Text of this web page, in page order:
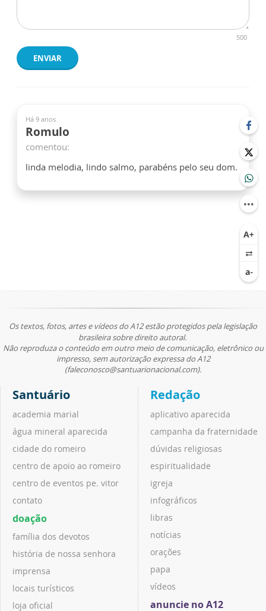
500
ENVIAR
Há 9 anos
Romulo
comentou:
linda melodia, lindo salmo, parabéns pelo seu dom.
Os textos, fotos, artes e vídeos do A12 estão protegidos pela legislação
brasileira sobre direito autoral.
Não reproduza o conteúdo em outro meio de comunicação, eletrônico ou
impresso, sem autorização expressa do A12
(faleconosco@santuarionacional.com).
Santuário
academia marial
água mineral aparecida
cidade do romeiro
centro de apoio ao romeiro
centro de eventos pe. vitor
contato
doação
família dos devotos
história de nossa senhora
imprensa
locais turísticos
loja oficial
Redação
aplicativo aparecida
campanha da fraternidade
dúvidas religiosas
espiritualidade
igreja
infográficos
libras
notícias
orações
papa
vídeos
anuncie no A12